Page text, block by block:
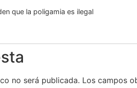
que la poligamia es ilegal
no será publicada. Los campos